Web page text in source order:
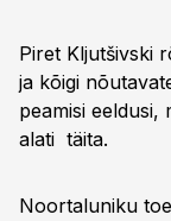
Piret Kljutšivski
ja kõigi
peamisi eeldusi,
alati täita.
Noortaluniku